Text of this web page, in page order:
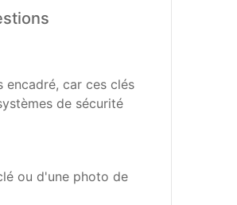
encadré, car ces clés
de sécurité
ou d'une photo de